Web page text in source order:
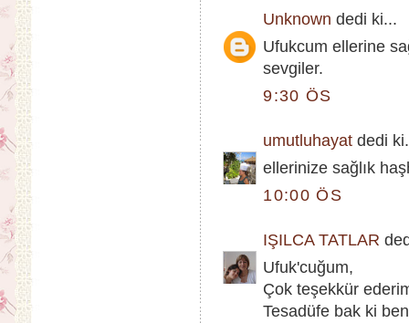
Unknown dedi ki...
Ufukcum ellerine
sevgiler.
9:30 ÖS
umutluhayat dedi
ellerinize sağlık
10:00 ÖS
IŞILCA TATLAR
Ufuk'cuğum,
Çok teşekkür
Tesadüfe bak ki